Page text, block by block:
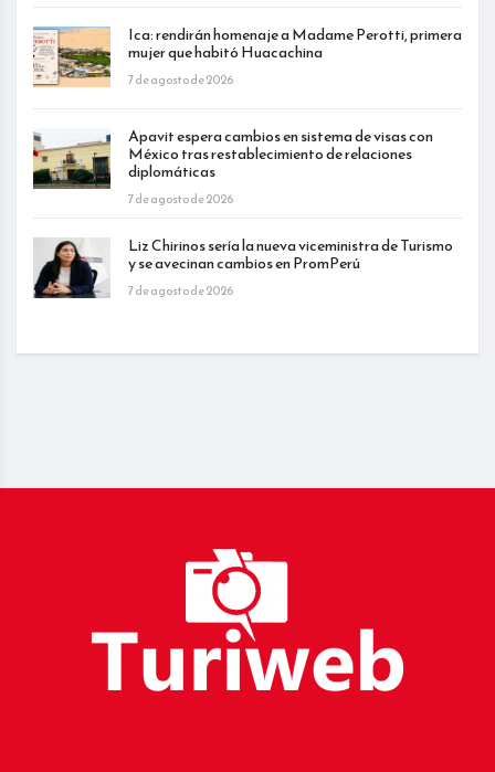
Ica: rendirán homenaje a Madame Perotti, primera
mujer que habitó Huacachina
7 de agosto de 2026
Apavit espera cambios en sistema de visas con
México tras restablecimiento de relaciones
diplomáticas
7 de agosto de 2026
Liz Chirinos sería la nueva viceministra de Turismo
y se avecinan cambios en PromPerú
7 de agosto de 2026